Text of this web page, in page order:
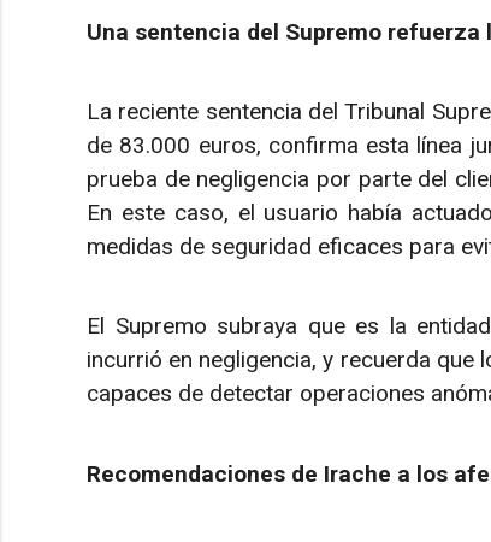
Una sentencia del Supremo
La reciente sentencia del Tribunal
de 83.000 euros, confirma esta línea
prueba de negligencia por parte del
En este caso, el usuario había
medidas de seguridad eficaces para
El Supremo subraya que es la
incurrió en negligencia, y recuerda
capaces de detectar operaciones
Recomendaciones de Irache a los